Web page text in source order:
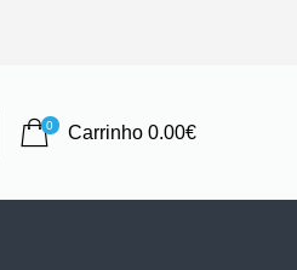
0 Carrinho0.00€